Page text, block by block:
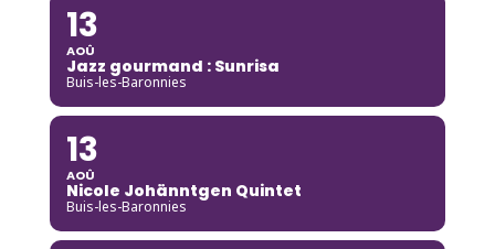
13
AOÛ
Jazz gourmand : Sunrisa
Buis-les-Baronnies
13
AOÛ
Nicole Johänntgen Quintet
Buis-les-Baronnies